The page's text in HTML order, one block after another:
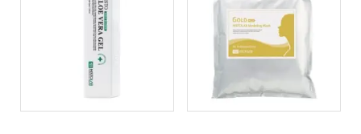
Forest Hills Lab
Gana R&D
Genoss
IBSA